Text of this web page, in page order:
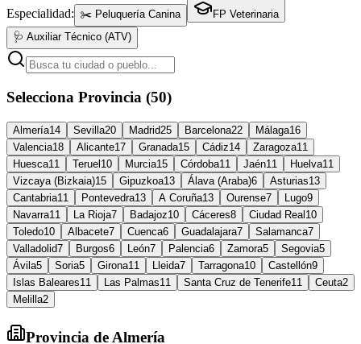
Especialidad: ✂️ Peluquería Canina
FP Veterinaria
🩺 Auxiliar Técnico (ATV)
Selecciona Provincia (50)
Almería14 Sevilla20 Madrid25 Barcelona22 Málaga16
Valencia18 Alicante17 Granada15 Cádiz14 Zaragoza11
Huesca11 Teruel 10 Murcia15 Córdoba11 Jaén11 Huelva11
Vizcaya (Bizkaia)15 Gipuzkoa13 Álava (Araba)6 Asturias13
Cantabria11 Pontevedra13 A Coruña13 Ourense7 Lugo9
Navarra11 La Rioja7 Badajoz10 Cáceres8 Ciudad Real 10
Toledo10 Albacete7 Cuenca6 Guadalajara7 Salamanca7
Valladolid7 Burgos6 León7 Palencia6 Zamora5 Segovia5
Ávila5 Soria5 Girona11 Lleida7 Tarragona10 Castellón9
Islas Baleares11 Las Palmas11 Santa Cruz de Tenerife11 Ceuta2
Melilla2
Provincia de Almería